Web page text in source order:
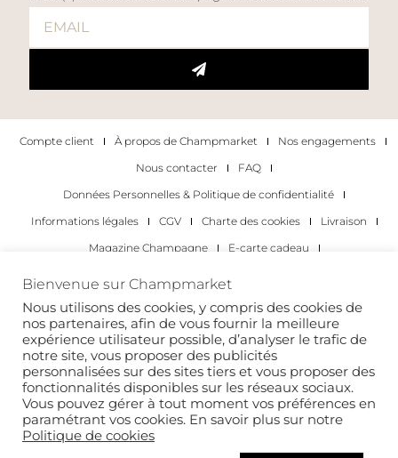
Compte client À propos de Champmarket
Nos engagements
Nous contacter
FAQ
Données Personnelles & Politique de confidentialité
Informations légales
CGV Charte des cookies
Livraison
Magazine Champagne
E-carte cadeau
Les occasions pour déguster du champagne
Pour les particuliers
Pour les entreprises
Copyright 2022 © tous droits réservés. Champmarket.
Bienvenue sur Champmarket
Nous utilisons des cookies, y compris des cookies de
nos partenaires, afin de vous fournir la meilleure
expérience utilisateur possible, d’analyser le trafic de
notre site, vous proposer des publicités
personnalisées sur des sites tiers et vous proposer des
fonctionnalités disponibles sur les réseaux sociaux.
Vous pouvez gérer à tout moment vos préférences en
paramétrant vos cookies. En savoir plus sur notre
Politique de cookies